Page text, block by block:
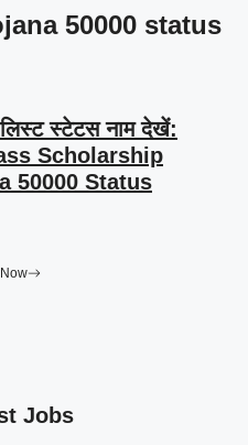
50000 status
स्टेटस नाम देखें:
Scholarship
50000 Status
Jobs